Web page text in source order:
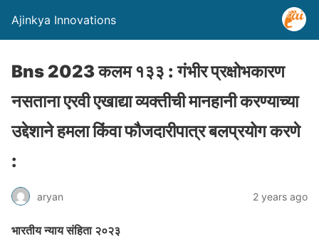
Ajinkya Innovations
Bns 2023 कलम १३३ : गंभीर प्रक्षोभकारण
नसताना एरवी एखाद्या व्यक्तीची मानहानी करण्याच्या
उद्देशाने हमला किंवा फौजदारीपात्र बलप्रयोग करणे
:
aryan 2 years ago
भारतीय न्याय संहिता २०२३